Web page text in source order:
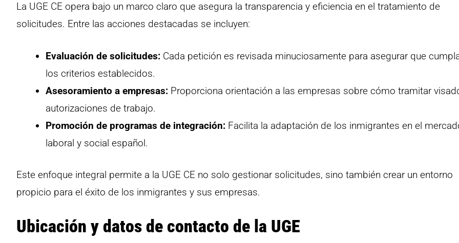
La UGE CE opera bajo un marco claro que asegura la transparencia y eficiencia en el tratamiento de
solicitudes. Entre las acciones destacadas se incluyen:
Evaluación de solicitudes: Cada petición es revisada minuciosamente para asegurar que
los criterios establecidos.
Asesoramiento a empresas: Proporciona orientación a las empresas sobre cómo tramitar
autorizaciones de trabajo.
Promoción de programas de integración: Facilita la adaptación de los inmigrantes en el
laboral y social español.
Este enfoque integral permite a la UGE CE no solo gestionar solicitudes, sino también crear un entorno
propicio para el éxito de los inmigrantes y sus empresas.
Ubicación y datos de contacto de la UGE